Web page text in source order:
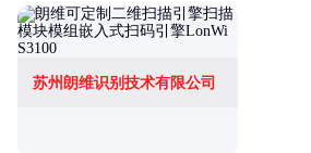
苏州朗维识别技术有限公司